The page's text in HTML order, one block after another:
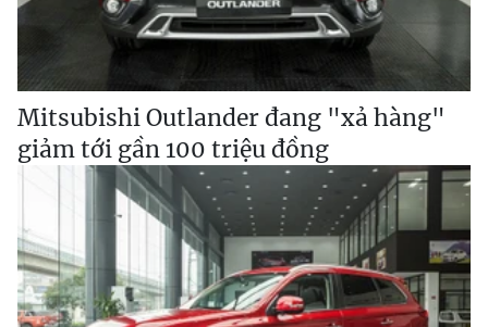
Mitsubishi Outlander đang "xả hàng"
giảm tới gần 100 triệu đồng